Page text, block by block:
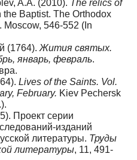
A.A. (2010). The relics of
the Baptist. The Orthodox
Moscow, 546-552 (In
(1764). Жития святых.
январь, февраль.
Lives of the Saints. Vol.
February. Kiev Pechersk
Проект серии
изданий
литературы. Труды
литературы, 11, 491-